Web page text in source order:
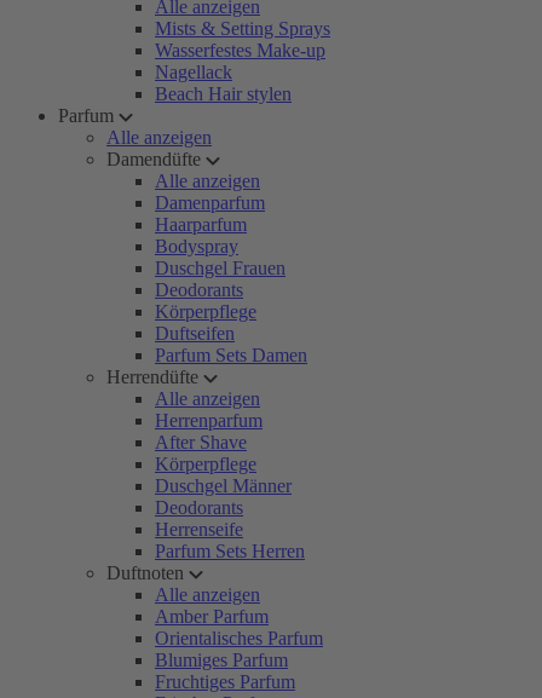
Alle anzeigen
Mists & Setting Sprays
Wasserfestes Make-up
Nagellack
Beach Hair stylen
Parfum
Alle anzeigen
Damendüfte
Alle anzeigen
Damenparfum
Haarparfum
Bodyspray
Duschgel Frauen
Deodorants
Körperpflege
Duftseifen
Parfum Sets Damen
Herrendüfte
Alle anzeigen
Herrenparfum
After Shave
Körperpflege
Duschgel Männer
Deodorants
Herrenseife
Parfum Sets Herren
Duftnoten
Alle anzeigen
Amber Parfum
Orientalisches Parfum
Blumiges Parfum
Fruchtiges Parfum